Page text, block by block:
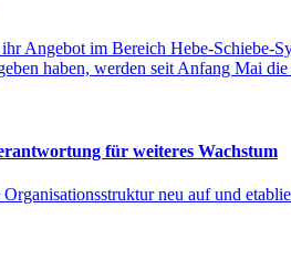
Angebot im Bereich Hebe-Schiebe-
haben, werden seit Anfang Mai
für weiteres Wachstum
neu auf und